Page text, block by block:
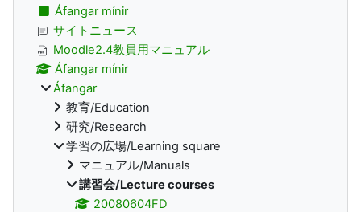
Áfangar mínir
サイトニュース
Moodle2.4教員用マニュアル
Áfangar mínir
Áfangar
教育/Education
研究/Research
学習の広場/Learning square
マニュアル/Manuals
講習会/Lecture courses
20080604FD